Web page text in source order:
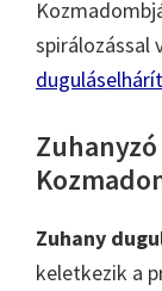
spirálozással
Zuhany
keletkezik a